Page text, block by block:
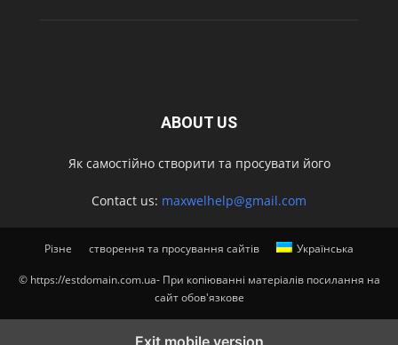
ABOUT US
Як самостійно створити та просувати його
Contact us: maxwelhelp@gmail.com
Різне створення та просування сайтів Українська
© https://estdomain.com.ua- При копіюванні матеріалів посилання на
сайт обов'язкове
Exit mobile version